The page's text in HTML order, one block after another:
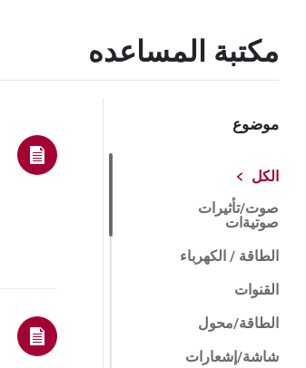
مكتبة المساعده
موضوع
الكل
صوت/تأثيرات
صوتيةات
الطاقة / الكهرباء
القنوات
الطاقة/محول
شاشة/إشعارات